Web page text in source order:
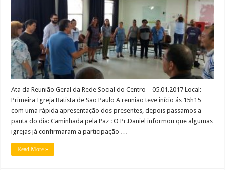
Ata da Reunião Geral da Rede Social do Centro – 05.01.2017 Local:
Primeira Igreja Batista de São Paulo A reunião teve início ás 15h15
com uma rápida apresentação dos presentes, depois passamos a
pauta do dia: Caminhada pela Paz : O Pr.Daniel informou que algumas
igrejas já confirmaram a participação …
Read More »